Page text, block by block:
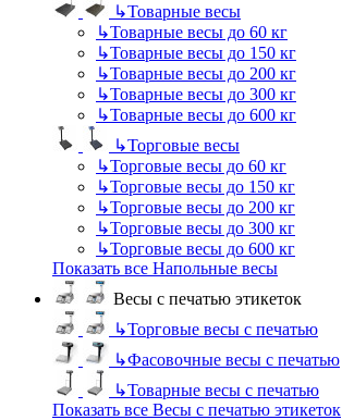
↳Товарные весы
↳Товарные весы до 60 кг
↳Товарные весы до 150 кг
↳Товарные весы до 200 кг
↳Товарные весы до 300 кг
↳Товарные весы до 600 кг
↳Торговые весы
↳Торговые весы до 60 кг
↳Торговые весы до 150 кг
↳Торговые весы до 200 кг
↳Торговые весы до 300 кг
↳Торговые весы до 600 кг
Показать все Напольные весы
Весы с печатью этикеток
↳Торговые весы с печатью
↳Фасовочные весы с печатью
↳Товарные весы с печатью
Показать все Весы с печатью этикеток